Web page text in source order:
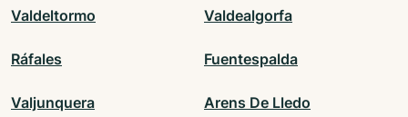
Valdeltormo Valdealgorfa
Ráfales Fuentespalda
Valjunquera Arens De Lledo